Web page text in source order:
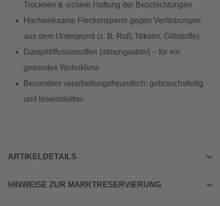
Trocknen & sichere Haftung der Beschichtungen
Hochwirksame Fleckensperre gegen Verfärbungen
aus dem Untergrund (z. B. Ruß, Nikotin, Gilbstoffe)
Dampfdiffusionsoffen (atmungsaktiv) – für ein
gesundes Wohnklima
Besonders verarbeitungsfreundlich: gebrauchsfertig
und lösemittelfrei
ARTIKELDETAILS
HINWEISE ZUR MARKTRESERVIERUNG